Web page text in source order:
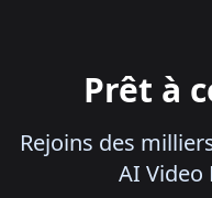
Prêt à
Rejoins des
AI Video